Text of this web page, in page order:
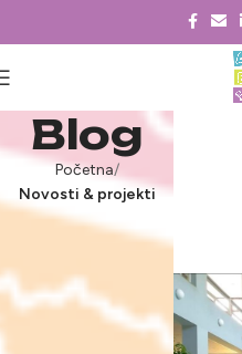
Blog
Početna
Novosti & projekti